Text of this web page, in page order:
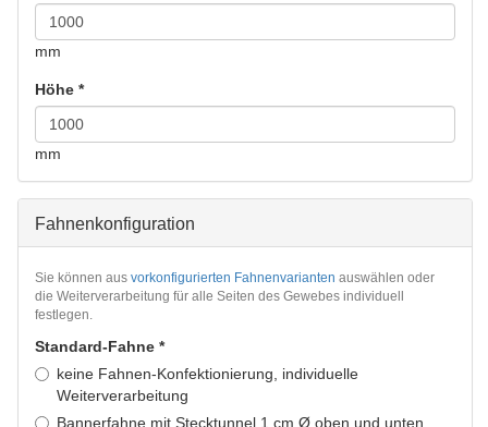
mm
Höhe *
mm
Fahnenkonfiguration
Sie können aus vorkonfigurierten Fahnenvarianten auswählen oder
die Weiterverarbeitung für alle Seiten des Gewebes individuell
festlegen.
Standard-Fahne *
keine Fahnen-Konfektionierung, individuelle
Weiterverarbeitung
Bannerfahne mit Stecktunnel 1 cm Ø oben und unten